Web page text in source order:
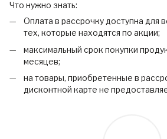
Что нужно знать:
Оплата в рассрочку доступна для
тех, которые находятся по акции;
максимальный срок покупки
месяцев;
на товары, приобретенные в
дисконтной карте не